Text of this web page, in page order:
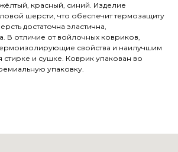
красный, синий. Изделие
шерсти, что обеспечит термозащиту
достаточна эластична,
В отличие от войлочных ковриков,
свойства и наилучшим
и сушке. Коврик упакован во
упаковку.